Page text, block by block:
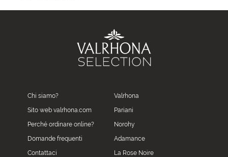
Chi siamo?
Sito web valrhona.com
Perché ordinare online?
Domande frequenti
Contattaci
Valrhona
Pariani
Norohy
Adamance
La Rose Noire